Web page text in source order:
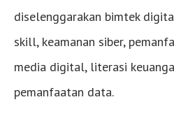
diselenggarakan bimtek
skill, keamanan siber,
media digital, literasi
pemanfaatan data.